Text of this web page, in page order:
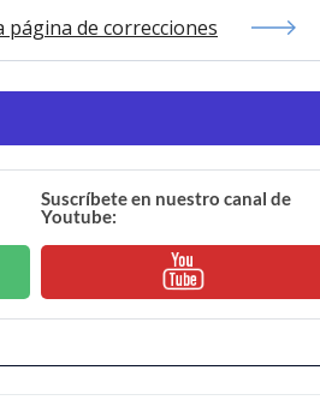
página de correcciones
Suscríbete en nuestro canal de
Youtube: